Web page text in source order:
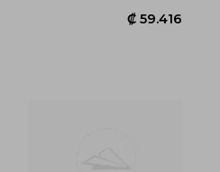
Verf (en Alemán)